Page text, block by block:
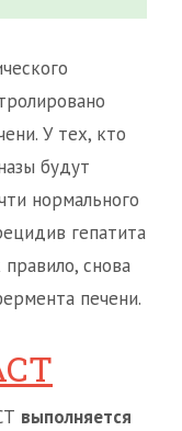
У тех, кто
будут
нормального
гепатита
снова
печени.
выполняется